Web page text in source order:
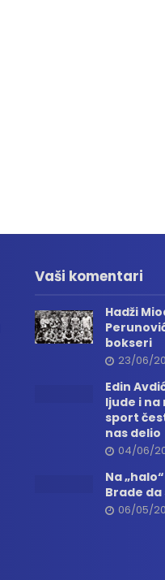
Vaši komentari
Hadži
bokseri
23/06/
Edin
ljude i na
sport
nas delio
04/06/
Na
Brade
06/05/